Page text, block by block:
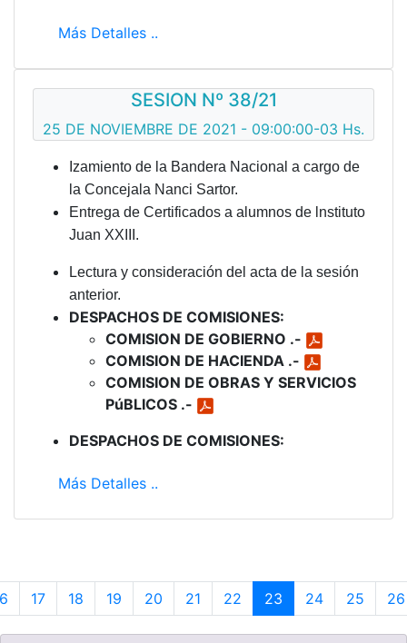
Más Detalles ..
SESION Nº 38/21
25 DE NOVIEMBRE DE 2021 - 09:00:00-03 Hs.
Izamiento de la Bandera Nacional a cargo de
la Concejala Nanci Sartor.
Entrega de Certificados a alumnos de lnstituto
Juan XXIII.
Lectura y consideración del acta de la sesión
anterior.
DESPACHOS DE COMISIONES:
COMISION DE GOBIERNO .-
COMISION DE HACIENDA .-
COMISION DE OBRAS Y SERVICIOS
PúBLICOS .-
DESPACHOS DE COMISIONES:
Más Detalles ..
17 18 19 20 21 22 23 24 25 26